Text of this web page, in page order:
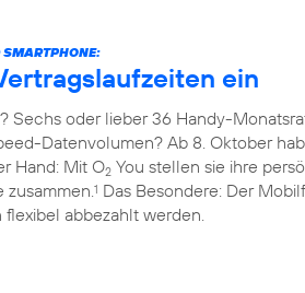
ein
Sechs oder lieber 36 Handy-
Datenvolumen? Ab 8. Oktober
Hand: Mit O2 You stellen sie ihre
zusammen.1 Das Besondere: Der
flexibel abbezahlt werden.